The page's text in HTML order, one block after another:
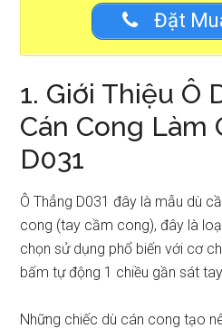
Đặt
1. Giới Thiệu Ô
Cán Cong Làm
D031
Ô Thẳng D031 đây là mẫu dù
cong (tay cầm cong), đây là
chọn sử dụng phổ biến với cơ
bấm tự động 1 chiều gần sát
Những chiếc dù cán cong tạo